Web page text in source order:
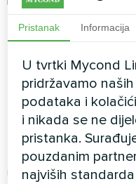
Vikendica
opremljena
toplinskim
Mycond Split
BeeHeat
Toplinske pumpe MyCond
Split serije BeeHeat
osiguravaju učinkovito
i hlađenje tijekom cijele
Pristanak Informacija
U tvrtki Mycond
pridržavamo
podataka i
i nikada se ne
pristanka.
pouzdanim
najviših